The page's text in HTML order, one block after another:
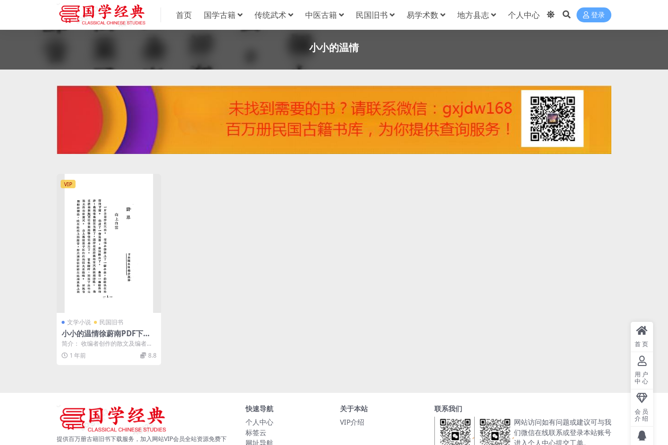
首页 国学古籍 传统武术 中医古籍 民国旧书 易学术数 地方县志 个人中心 登录
小小的温情
VIP
文学小说 民国旧书
小小的温情徐蔚南PDF下载,
民国外国散文诗集
简介： 收编者创作的散文及编者翻
译日本国木田独步、法国波德莱
尔、俄国屠格涅夫、丹...
1 年前 8.8
提供百万册古籍旧书下载服务，加入网站VIP会员全站资源免费下
快速导航
个人中心
标签云
网址导航
关于本站
VIP介绍
联系我们
网站访问如有问题或建议可与我
们微信在线联系或登录本站账号
进入个人中心提交工单。
首页
用户
中心
会员
介绍